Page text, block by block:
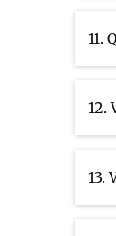
11.
12.
13.